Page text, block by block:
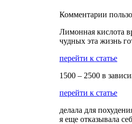
Комментарии
Лимонная кислота
чудных эта жизнь
перейти к статье
1500 – 2500 в
перейти к статье
делала для
я еще отказывала